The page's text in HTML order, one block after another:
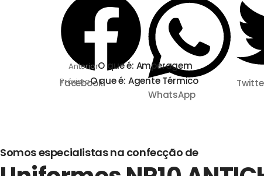
Facebook
WhatsApp
AnteriorO que é: Amperagem
PróximoO que é: Agente Térmico
Somos especialistas na confecção de